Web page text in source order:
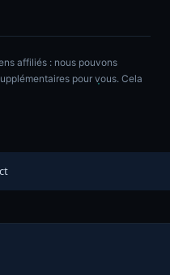
affiliés : nous pouvons
pour vous. Cela